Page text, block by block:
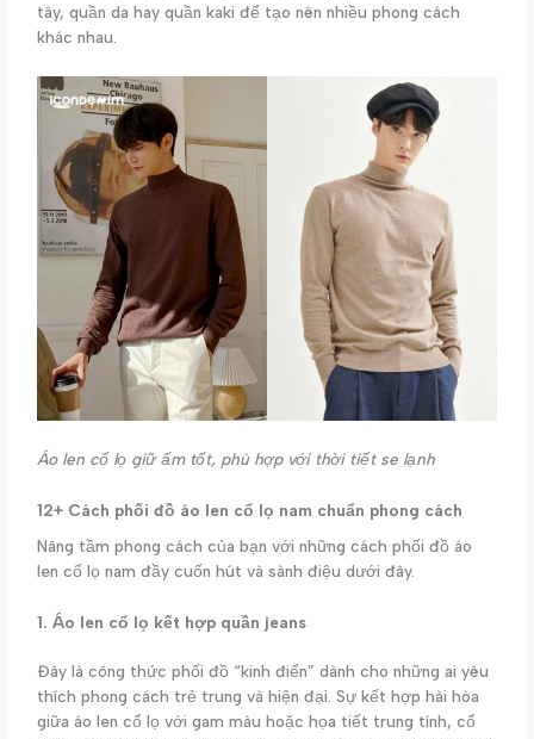
tây, quần da hay quần kaki để tạo nên nhiều phong cách
khác nhau.
Áo len cổ lọ giữ ấm tốt, phù hợp với thời tiết se lạnh
12+ Cách phối đồ áo len cổ lọ nam chuẩn phong cách
Nâng tầm phong cách của bạn với những cách phối đồ áo
len cổ lọ nam đầy cuốn hút và sành điệu dưới đây.
1. Áo len cổ lọ kết hợp quần jeans
Đây là công thức phối đồ “kinh điển” dành cho những ai yêu
thích phong cách trẻ trung và hiện đại. Sự kết hợp hài hòa
giữa áo len cổ lọ với gam màu hoặc họa tiết trung tính, cổ